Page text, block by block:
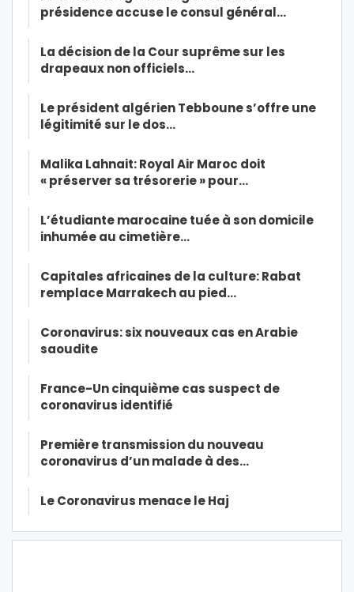
présidence accuse le consul général…
La décision de la Cour suprême sur les
drapeaux non officiels…
Le président algérien Tebboune s’offre une
légitimité sur le dos…
Malika Lahnait: Royal Air Maroc doit
« préserver sa trésorerie » pour…
L’étudiante marocaine tuée à son domicile
inhumée au cimetière…
Capitales africaines de la culture: Rabat
remplace Marrakech au pied…
Coronavirus: six nouveaux cas en Arabie
saoudite
France-Un cinquième cas suspect de
coronavirus identifié
Première transmission du nouveau
coronavirus d’un malade à des…
Le Coronavirus menace le Haj